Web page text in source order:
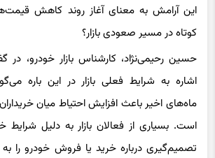
این آرامش به معنای آغاز روند کاهش
کوتاه در مسیر صعودی بازار؟
حسین رحیمی‌نژاد، کارشناس بازار خودرو، در
اشاره به شرایط فعلی بازار در این باره
ماه‌های اخیر باعث افزایش احتیاط میان
است. بسیاری از فعالان بازار به دلیل
تصمیم‌گیری درباره خرید یا فروش خودرو را به